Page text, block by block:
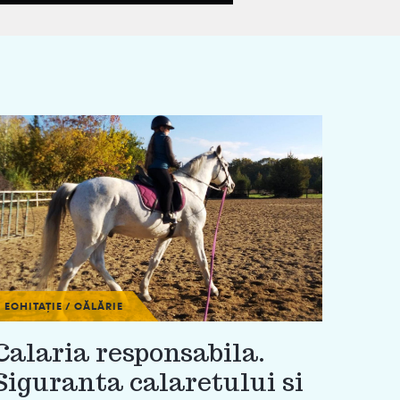
ECHITAȚIE / CĂLĂRIE
responsabila.
calaretului si